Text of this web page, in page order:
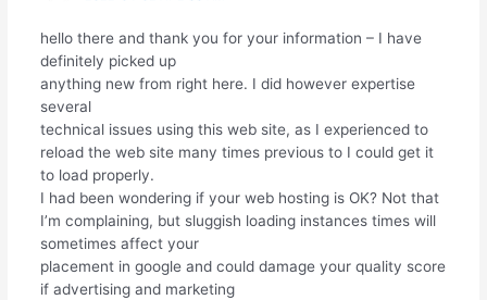
hello there and thank you for your information – I have
definitely picked up
anything new from right here. I did however expertise
several
technical issues using this web site, as I experienced to
reload the web site many times previous to I could get it
to load properly.
I had been wondering if your web hosting is OK? Not that
I’m complaining, but sluggish loading instances times will
sometimes affect your
placement in google and could damage your quality score
if advertising and marketing